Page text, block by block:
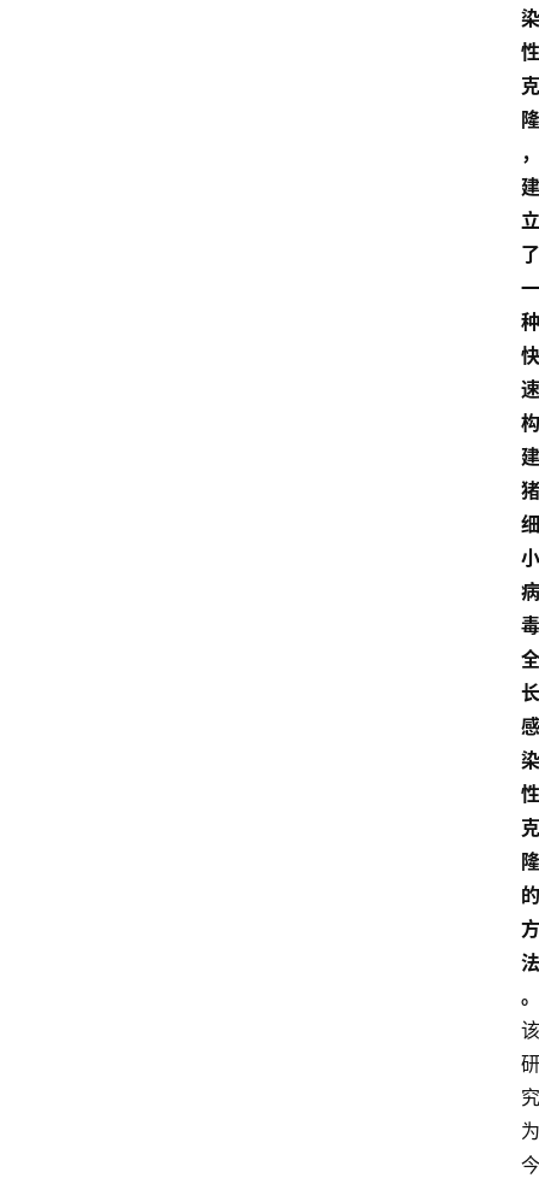
染
性
克
隆
，
建
立
了
一
种
快
速
构
建
猪
细
小
病
毒
全
长
感
染
性
克
隆
的
方
法
。
该
研
究
为
今